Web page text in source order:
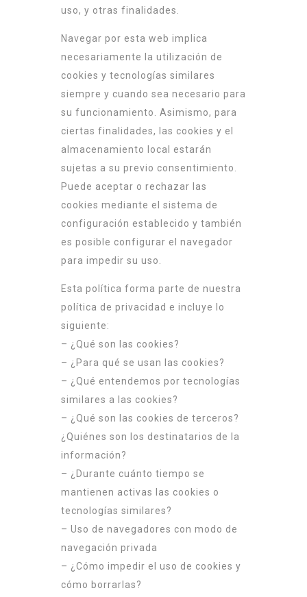
uso, y otras finalidades.
Navegar por esta web implica
necesariamente la utilización de
cookies y tecnologías similares
siempre y cuando sea necesario para
su funcionamiento. Asimismo, para
ciertas finalidades, las cookies y el
almacenamiento local estarán
sujetas a su previo consentimiento.
Puede aceptar o rechazar las
cookies mediante el sistema de
configuración establecido y también
es posible configurar el navegador
para impedir su uso.
Esta política forma parte de nuestra
política de privacidad e incluye lo
siguiente:
– ¿Qué son las cookies?
– ¿Para qué se usan las cookies?
– ¿Qué entendemos por tecnologías
similares a las cookies?
– ¿Qué son las cookies de terceros?
¿Quiénes son los destinatarios de la
información?
– ¿Durante cuánto tiempo se
mantienen activas las cookies o
tecnologías similares?
– Uso de navegadores con modo de
navegación privada
– ¿Cómo impedir el uso de cookies y
cómo borrarlas?